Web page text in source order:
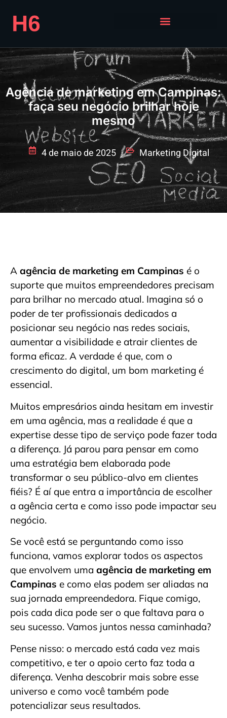
Agência de marketing em Campinas:
faça seu negócio brilhar hoje
mesmo
4 de maio de 2025 Marketing Digital
A agência de marketing em Campinas é o
suporte que muitos empreendedores precisam
para brilhar no mercado atual. Imagina só o
poder de ter profissionais dedicados a
posicionar seu negócio nas redes sociais,
aumentar a visibilidade e atrair clientes de
forma eficaz. A verdade é que, com o
crescimento do digital, um bom marketing é
essencial.
Muitos empresários ainda hesitam em investir
em uma agência, mas a realidade é que a
expertise desse tipo de serviço pode fazer toda
a diferença. Já parou para pensar em como
uma estratégia bem elaborada pode
transformar o seu público-alvo em clientes
fiéis? É aí que entra a importância de escolher
a agência certa e como isso pode impactar seu
negócio.
Se você está se perguntando como isso
funciona, vamos explorar todos os aspectos
que envolvem uma agência de marketing em
Campinas e como elas podem ser aliadas na
sua jornada empreendedora. Fique comigo,
pois cada dica pode ser o que faltava para o
seu sucesso. Vamos juntos nessa caminhada?
Pense nisso: o mercado está cada vez mais
competitivo, e ter o apoio certo faz toda a
diferença. Venha descobrir mais sobre esse
universo e como você também pode
potencializar seus resultados.